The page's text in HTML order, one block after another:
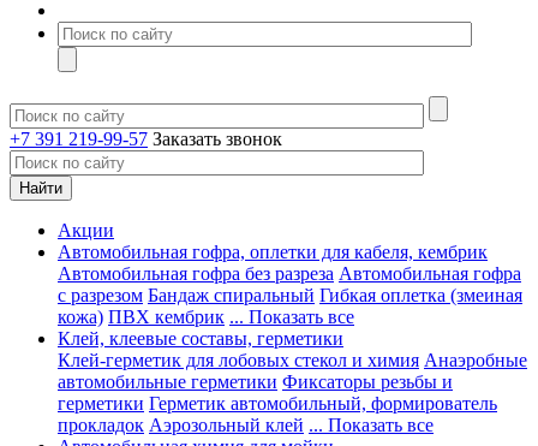
+7 391 219-99-57 Заказать звонок
Акции
Автомобильная гофра, оплетки для кабеля, кембрик
Автомобильная гофра без разреза Автомобильная гофра
с разрезом Бандаж спиральный Гибкая оплетка (змеиная
кожа) ПВХ кембрик ... Показать все
Клей, клеевые составы, герметики
Клей-герметик для лобовых стекол и химия Анаэробные
автомобильные герметики Фиксаторы резьбы и
герметики Герметик автомобильный, формирователь
прокладок Аэрозольный клей ... Показать все